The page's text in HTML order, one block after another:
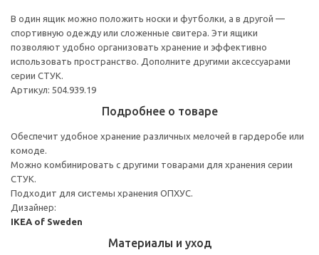
В один ящик можно положить носки и футболки, а в другой —
спортивную одежду или сложенные свитера. Эти ящики
позволяют удобно организовать хранение и эффективно
использовать пространство. Дополните другими аксессуарами
серии СТУК.
Артикул: 504.939.19
Подробнее о товаре
Обеспечит удобное хранение различных мелочей в гардеробе или
комоде.
Можно комбинировать с другими товарами для хранения серии
СТУК.
Подходит для системы хранения ОПХУС.
Дизайнер:
IKEA of Sweden
Материалы и уход